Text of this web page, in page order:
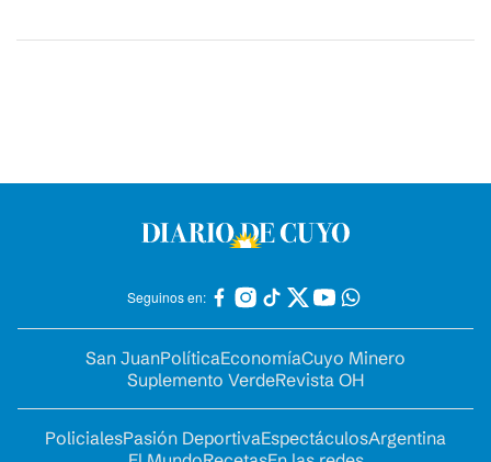
Seguinos en:
San JuanPolíticaEconomíaCuyo Minero
Suplemento VerdeRevista OH
PolicialesPasión DeportivaEspectáculosArgentina